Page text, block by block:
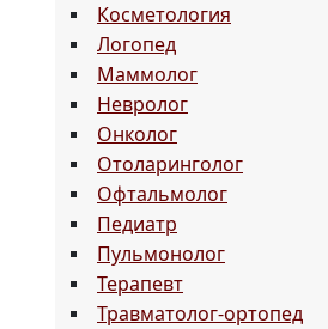
Косметология
Логопед
Маммолог
Невролог
Онколог
Отоларинголог
Офтальмолог
Педиатр
Пульмонолог
Терапевт
Травматолог-ортопед